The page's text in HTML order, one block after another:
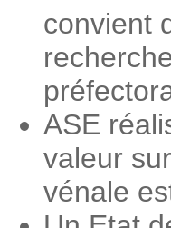
convient
ASE
valeur
vénale